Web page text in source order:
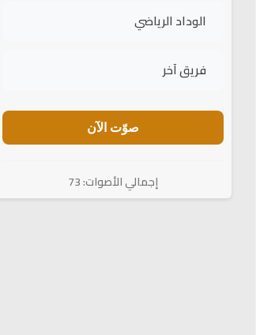
الوداد الرياضي
فريق آخر
صوّت الآن
إجمالي الأصوات: 73